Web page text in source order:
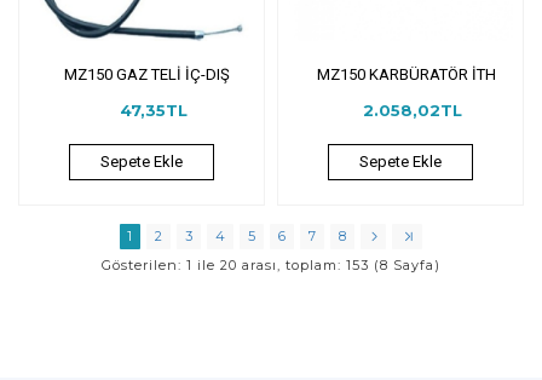
MZ150 GAZ TELİ İÇ-DIŞ
47,35TL
Sepete Ekle
MZ150 KARBÜRATÖR İTH
2.058,02TL
Sepete Ekle
1 2 3 4 5 6 7
8
Gösterilen: 1 ile 20 arası, toplam: 153 (8 Sayfa)